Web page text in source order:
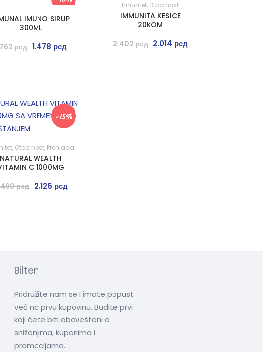
IMUNO SIRUP
300ML
рсд 1.478 рсд
Imunitet, Otpornost
IMMUNITA KESICE
20KOM
2.402рсд 2.014 рсд
-15%
, Otpornost, Prehlada
NATURAL WEALTH
C 1000MG
рсд 2.126 рсд
Bilten
Pridružite nam se i imate popust
već na prvu kupovinu. Budite prvi
koji ćete biti obavešteni o
sniženjima, kuponima i
promocijama.